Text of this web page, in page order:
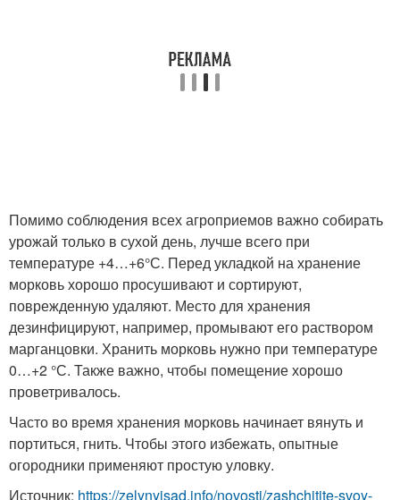
Помимо соблюдения всех агроприемов важно собирать
урожай только в сухой день, лучше всего при
температуре +4…+6°С. Перед укладкой на хранение
морковь хорошо просушивают и сортируют,
поврежденную удаляют. Место для хранения
дезинфицируют, например, промывают его раствором
марганцовки. Хранить морковь нужно при температуре
0…+2 °С. Также важно, чтобы помещение хорошо
проветривалось.
Часто во время хранения морковь начинает вянуть и
портиться, гнить. Чтобы этого избежать, опытные
огородники применяют простую уловку.
Источник: https://zelynyjsad.info/novosti/zashchitite-svoy-